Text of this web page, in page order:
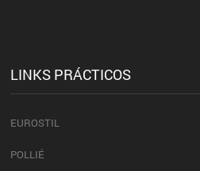
LINKS PRÁCTICOS
EUROSTIL
POLLIÉ